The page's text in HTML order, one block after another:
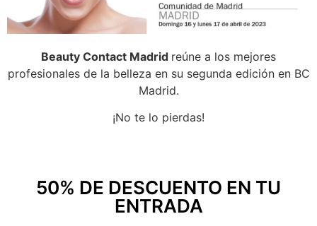
Beauty Contact Madrid reúne a los mejores
profesionales de la belleza en su segunda edición en BC
Madrid.
¡No te lo pierdas!
50% DE DESCUENTO EN TU
ENTRADA